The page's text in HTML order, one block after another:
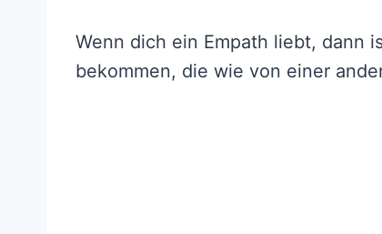
Wenn dich ein Empath liebt, dann
bekommen, die wie von einer